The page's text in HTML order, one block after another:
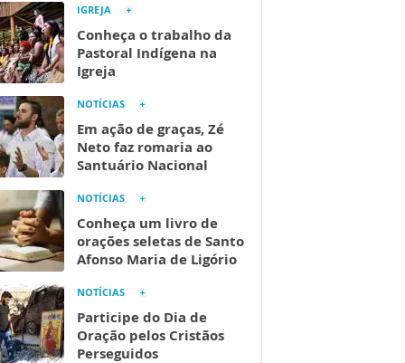
IGREJA
Conheça o trabalho da
Pastoral Indígena na
Igreja
NOTÍCIAS
Em ação de graças, Zé
Neto faz romaria ao
Santuário Nacional
NOTÍCIAS
Conheça um livro de
orações seletas de Santo
Afonso Maria de Ligório
NOTÍCIAS
Participe do Dia de
Oração pelos Cristãos
Perseguidos